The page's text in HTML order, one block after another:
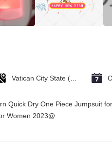
Quick Dry One Piece Jumpsuit
Women 2023@